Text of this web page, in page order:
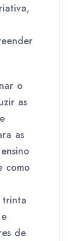
o
as
as
como
trinta
de